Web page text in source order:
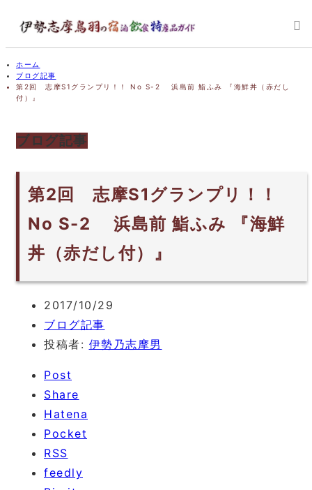
ホーム
ブログ記事
第2回 志摩S1グランプリ！！ No S-2 浜島前 鮨ふみ 『海鮮丼（赤だし
付）』
ブログ記事
第2回 志摩S1グランプリ！！
No S-2 浜島前 鮨ふみ 『海鮮
丼（赤だし付）』
2017/10/29
ブログ記事
投稿者: 伊勢乃志摩男
Post
Share
Hatena
Pocket
RSS
feedly